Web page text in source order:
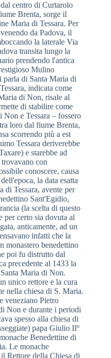
centro di Curtarolo
Brenta, sorge il
Maria di Tessara. Per
da Padova, il
la laterale Via
transita lungo la
prendendo l'antica
Mulino
di Santa Maria di
indicata come
di Non, risale al
di stabilire come
e Tessara – fossero
loro dal fiume Brenta,
scorrendo più a est
Tessara deriverebbe
e starebbe ad
con
conoscere, causa
la data esatta
di Tessara, avente per
Sant'Egidio,
(la scelta di questo
per certo sia dovuta al
anticamente, ad un
infatti che la
monastero benedettino
poi fu distrutto dal
precedente al 1433 la
Maria di Non.
unico rettore e la cura
nella chiesa di S. Maria.
veneziano Pietro
Non e durante i periodi
spesso alla chiesa di
papa Giulio IIº
Benedettine di
Le monache
Rettore della Chiesa di